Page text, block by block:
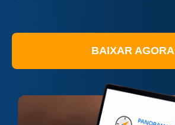
BAIXAR AGORA